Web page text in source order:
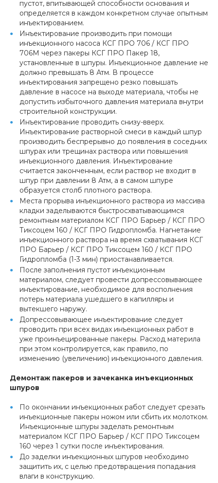
пустот, впитывающей способности основания и
определяется в каждом конкретном случае опытным
инъектированием.
Инъектирование производить при помощи
инъекционного насоса КСГ ПРО 706 / КСГ ПРО
706М через пакеры КСГ ПРО Пакер 18,
установленные в шпуры. Инъекционное давление не
должно превышать 8 Атм. В процессе
инъектирования запрещено резко повышать
давление в насосе на выходе материала, чтобы не
допустить избыточного давления материала внутри
строительной конструкции.
Инъектирование проводить снизу-вверх.
Инъектирование растворной смеси в каждый шпур
производить беспрерывно до появления в соседних
шпурах или трещинах раствора или повышения
инъекционного давления. Инъектирование
считается законченным, если раствор не входит в
шпур при давлении 8 Атм, а в самом шпуре
образуется столб плотного раствора.
Места прорыва инъекционного раствора из массива
кладки заделываются быстросхватывающимся
ремонтным материалом КСГ ПРО Барьер / КСГ ПРО
Тиксоцем 160 / КСГ ПРО Гидропломба. Нагнетание
инъекционного раствора на время схватывания КСГ
ПРО Барьер / КСГ ПРО Тиксоцем 160 / КСГ ПРО
Гидропломба (1-3 мин) приостанавливается.
После заполнения пустот инъекционным
материалом, следует провести допрессовывающее
инъектирование, необходимое для восполнения
потерь материала ушедшего в капилляры и
вытекшего наружу.
Допрессовывающее инъектирование следует
проводить при всех видах инъекционных работ в
уже проинъецированные пакеры. Расход материла
при этом контролируется, как правило, по
изменению (увеличению) инъекционного давления.
Демонтаж пакеров и зачеканка инъекционных
шпуров
По окончании инъекционных работ следует срезать
инъекционные пакеры ножом или сбить их молотком.
Инъекционные шпуры заделать ремонтным
материалом КСГ ПРО Барьер / КСГ ПРО Тиксоцем
160 через 1 сутки после инъектирования.
До заделки инъекционных шпуров необходимо
защитить их, с целью предотвращения попадания
влаги в конструкцию.